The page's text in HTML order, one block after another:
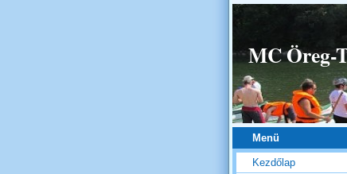
MC Öreg-
Menü
Kezdőlap